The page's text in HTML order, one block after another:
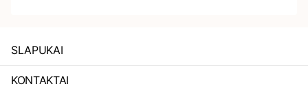
SLAPUKAI
KONTAKTAI